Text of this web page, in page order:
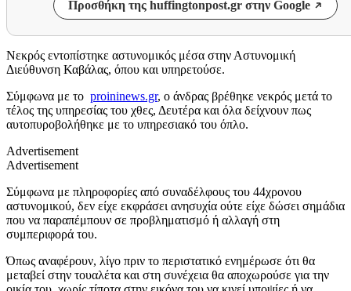
Προσθήκη της huffingtonpost.gr στην Google
Νεκρός εντοπίστηκε αστυνομικός μέσα στην Αστυνομική
Διεύθυνση Καβάλας, όπου και υπηρετούσε.
Σύμφωνα με το proininews.gr, ο άνδρας βρέθηκε νεκρός μετά το
τέλος της υπηρεσίας του χθες, Δευτέρα και όλα δείχνουν πως
αυτοπυροβολήθηκε με το υπηρεσιακό του όπλο.
Advertisement
Advertisement
Σύμφωνα με πληροφορίες από συναδέλφους του 44χρονου
αστυνομικού, δεν είχε εκφράσει ανησυχία ούτε είχε δώσει σημάδια
που να παραπέμπουν σε προβληματισμό ή αλλαγή στη
συμπεριφορά του.
Όπως αναφέρουν, λίγο πριν το περιστατικό ενημέρωσε ότι θα
μεταβεί στην τουαλέτα και στη συνέχεια θα αποχωρούσε για την